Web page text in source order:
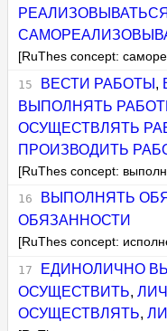
РЕАЛИЗОВЫВАТЬСЯ
[RuThes concept:
ВЕСТИ РАБОТЫ ,
ВЫПОЛНЯТЬ
ОСУЩЕСТВЛЯТЬ
ПРОИЗВОДИТЬ
[RuThes concept:
ВЫПОЛНЯТЬ
ОБЯЗАННОСТИ
[RuThes concept:
ЕДИНОЛИЧНО
ОСУЩЕСТВИТЬ,
ОСУЩЕСТВЛЯТЬ,